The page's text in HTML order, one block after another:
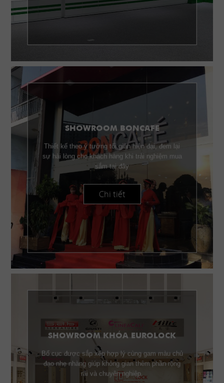
SHOWROOM BONCAFE
Thiết kế theo ý tưởng tối giản hiện đại, đem lại
sự hài lòng cho khách hàng khi trải nghiệm mua
sắm tại đây
Chi tiết
SHOWROOM KHÓA EUROLOCK
Bố cục được sắp xếp hợp lý cùng gam màu chủ
đạo nhẹ nhàng giúp không gian thêm phần rộng
rãi và chuyên nghiệp.